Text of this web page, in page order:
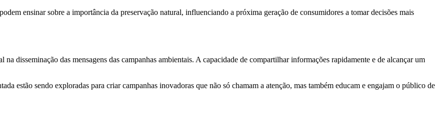
ensinar sobre a importância da preservação natural, influenciando a próxima geração de consumidores a tomar decisões mais
disseminação das mensagens das campanhas ambientais. A capacidade de compartilhar informações rapidamente e de alcançar um
estão sendo exploradas para criar campanhas inovadoras que não só chamam a atenção, mas também educam e engajam o público de